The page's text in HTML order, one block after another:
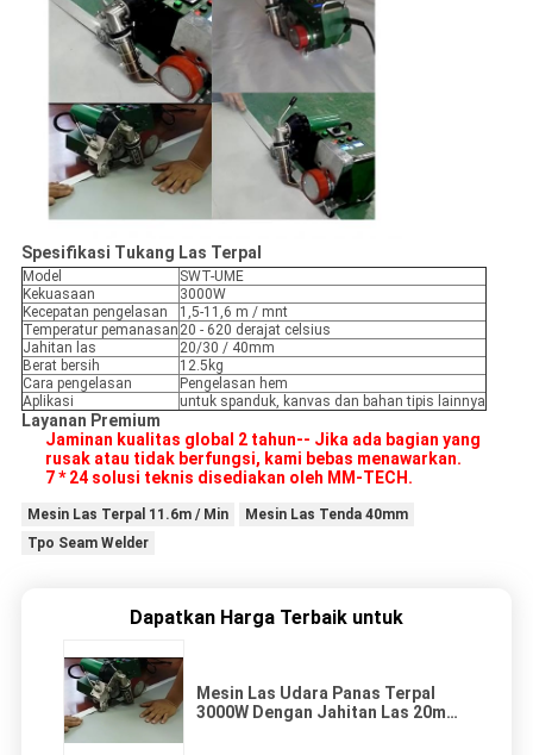
Spesifikasi Tukang Las Terpal
Model
SWT-UME
Kekuasaan
3000W
Kecepatan pengelasan
1,5-11,6 m / mnt
Temperatur pemanasan 20 - 620 derajat celsius
Jahitan las
20/30 / 40mm
Berat bersih
12.5kg
Cara pengelasan
Pengelasan hem
Aplikasi
untuk spanduk, kanvas dan bahan tipis lainnya
Layanan Premium
Jaminan kualitas global 2 tahun-- Jika ada bagian yang
rusak atau tidak berfungsi, kami bebas menawarkan.
7 * 24 solusi teknis disediakan oleh MM-TECH.
Mesin Las Terpal 11.6m / Min
Mesin Las Tenda 40mm
Tpo Seam Welder
Dapatkan Harga Terbaik untuk
Mesin Las Udara Panas Terpal
3000W Dengan Jahitan Las 20mm